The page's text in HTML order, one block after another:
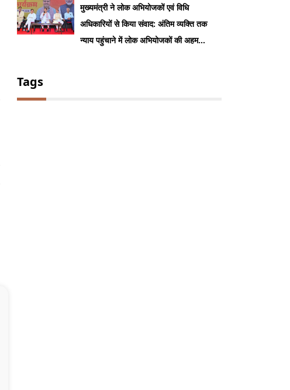
मुख्यमंत्री ने लोक अभियोजकों एवं विधि
अधिकारियों से किया संवाद: अंतिम व्यक्ति तक
न्याय पहुंचाने में लोक अभियोजकों की अहम
Tags